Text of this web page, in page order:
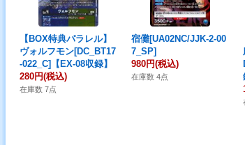
【BOX特典パラレル】
ヴォルフモン[DC_BT17
-022_C]【EX-08収録】
280円(税込)
在庫数 7点
宿儺[UA02NC/JJK-2-00
7_SP]
980円(税込)
在庫数 4点